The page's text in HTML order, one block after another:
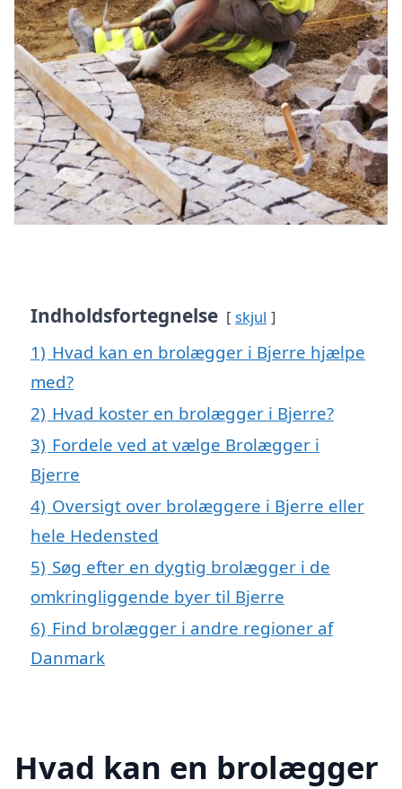
Indholdsfortegnelse skjul
1) Hvad kan en brolægger i Bjerre hjælpe
med?
2) Hvad koster en brolægger i Bjerre?
3) Fordele ved at vælge Brolægger i
Bjerre
4) Oversigt over brolæggere i Bjerre eller
hele Hedensted
5) Søg efter en dygtig brolægger i de
omkringliggende byer til Bjerre
6) Find brolægger i andre regioner af
Danmark
Hvad kan en brolægger